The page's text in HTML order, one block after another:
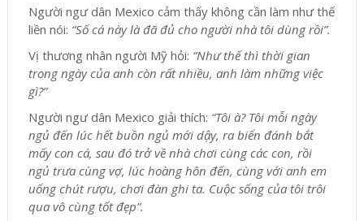
Người ngư dân Mexico cảm thấy không cần làm như thế
liền nói: “Số cá này là đã đủ cho người nhà tôi dùng rồi”.
Vị thương nhân người Mỹ hỏi: “Như thế thì thời gian
trong ngày của anh còn rất nhiều, anh làm những việc
gì?”
Người ngư dân Mexico giải thích: “Tôi à? Tôi mỗi ngày
ngủ đến lúc hết buồn ngủ mới dậy, ra biển đánh bắt
mấy con cá, sau đó trở về nhà chơi cùng các con, rồi
ngủ trưa cùng vợ, lúc hoàng hôn đến, cùng với anh em
uống chút rượu, chơi đàn ghi ta. Cuộc sống của tôi trôi
qua vô cùng tốt đẹp”.